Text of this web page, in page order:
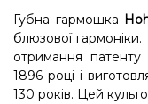
Губна гармошка
блюзової
отримання
1896 році і
130 років. Цей